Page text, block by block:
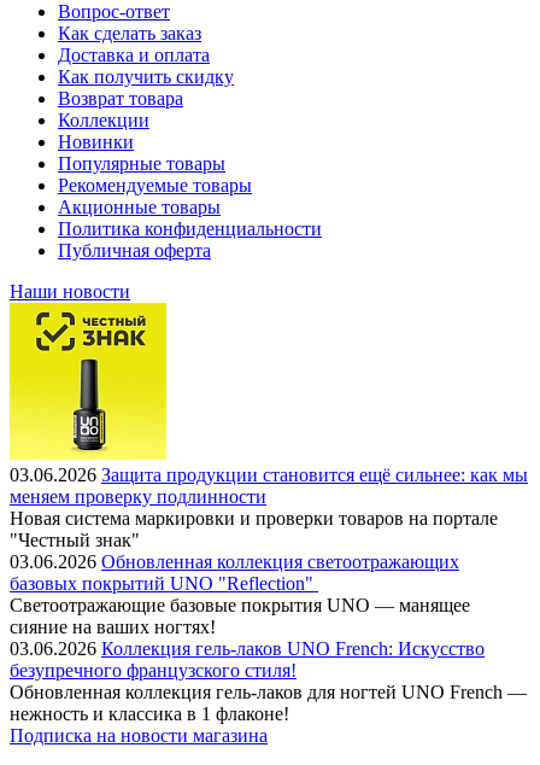
Вопрос-ответ
Как сделать заказ
Доставка и оплата
Как получить скидку
Возврат товара
Коллекции
Новинки
Популярные товары
Рекомендуемые товары
Акционные товары
Политика конфиденциальности
Публичная оферта
Наши новости
03.06.2026 Защита продукции становится ещё сильнее: как мы
меняем проверку подлинности
Новая система маркировки и проверки товаров на портале
"Честный знак"
03.06.2026 Обновленная коллекция светоотражающих
базовых покрытий UNO "Reflection"
Cветоотражающие базовые покрытия UNO — манящее
сияние на ваших ногтях!
03.06.2026 Коллекция гель-лаков UNO French: Искусство
безупречного французского стиля!
Обновленная коллекция гель-лаков для ногтей UNO French —
нежность и классика в 1 флаконе!
Подписка на новости магазина